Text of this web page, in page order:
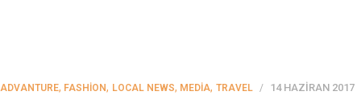
ADVANTURE, FASHION, LOCAL NEWS, MEDIA, TRAVEL 14 HAZIRAN 2017